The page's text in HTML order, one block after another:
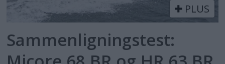
PLUS
Sammenligningstest: